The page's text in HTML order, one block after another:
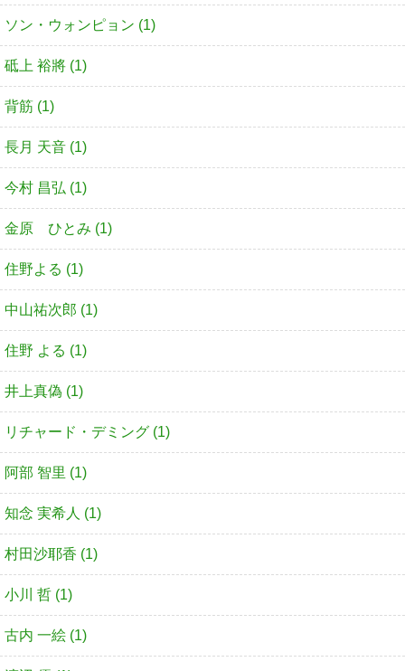
ソン・ウォンピョン (1)
砥上 裕將 (1)
背筋 (1)
長月 天音 (1)
今村 昌弘 (1)
金原 ひとみ (1)
住野よる (1)
中山祐次郎 (1)
住野 よる (1)
井上真偽 (1)
リチャード・デミング (1)
阿部 智里 (1)
知念 実希人 (1)
村田沙耶香 (1)
小川 哲 (1)
古内 一絵 (1)